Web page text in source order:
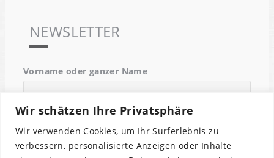
Wir schätzen Ihre Privatsphäre
Wir verwenden Cookies, um Ihr Surferlebnis zu
verbessern, personalisierte Anzeigen oder Inhalte
NEWSLETTER
Vorname oder ganzer Name
Email